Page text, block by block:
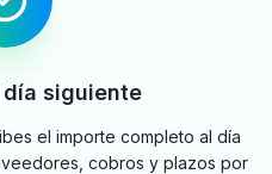
día siguiente
el importe completo al día
cobros y plazos por